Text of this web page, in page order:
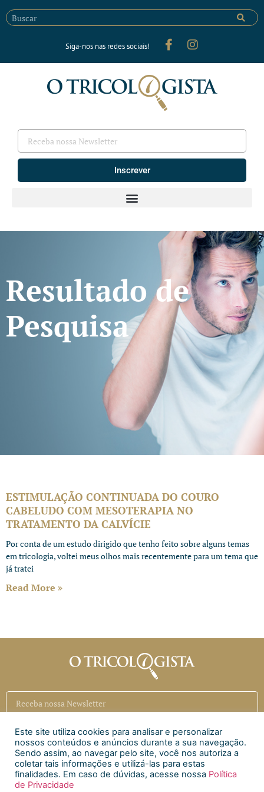
Siga-nos nas redes sociais!
Inscrever
Resultado de
Pesquisa
ESTIMULAÇÃO CONTINUADA DO COURO
CABELUDO COM MESOTERAPIA NO
TRATAMENTO DA CALVÍCIE
Por conta de um estudo dirigido que tenho feito sobre alguns temas
em tricologia, voltei meus olhos mais recentemente para um tema que
já tratei
Read More »
Inscrever
Siga a CAECI
Este site utiliza cookies para analisar e personalizar
nossos conteúdos e anúncios durante a sua navegação.
Sendo assim, ao navegar pelo site, você nos autoriza a
coletar tais informações e utilizá-las para estas
finalidades. Em caso de dúvidas, acesse nossa Política
de Privacidade